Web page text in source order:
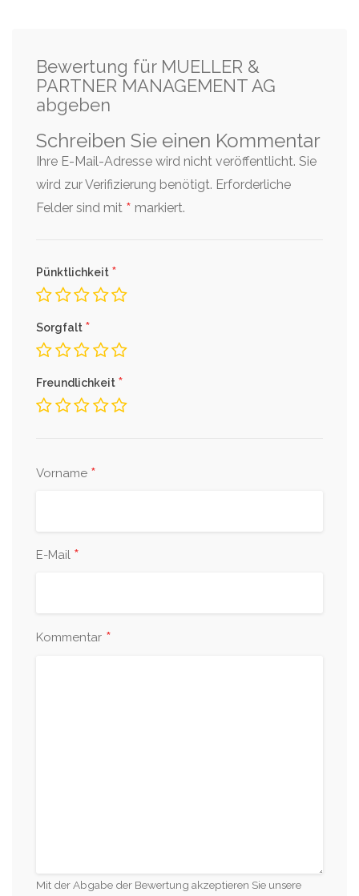
Bewertung für MUELLER &
PARTNER MANAGEMENT AG
abgeben
Schreiben Sie einen Kommentar
Ihre E-Mail-Adresse wird nicht veröffentlicht. Sie
wird zur Verifizierung benötigt. Erforderliche
Felder sind mit * markiert.
Pünktlichkeit *
Sorgfalt *
Freundlichkeit *
Vorname *
E-Mail *
Kommentar *
Mit der Abgabe der Bewertung akzeptieren Sie unsere